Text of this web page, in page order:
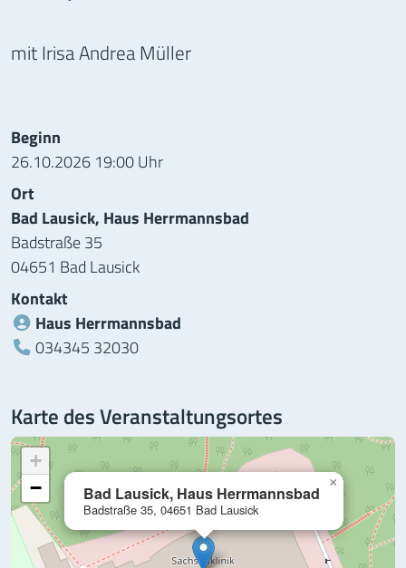
mit Irisa Andrea Müller
Informationen zur Veranstaltung
Beginn
26.10.2026 19:00 Uhr
Ort
Bad Lausick, Haus Herrmannsbad
Badstraße 35
04651 Bad Lausick
Kontakt
Haus Herrmannsbad
Telefon:
034345 32030
Karte des Veranstaltungsortes
Bad Lausick, Haus Herrmannsbad
Badstraße 35, 04651 Bad Lausick
×
+
−